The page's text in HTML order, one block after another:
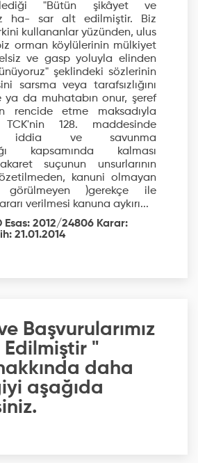
"Bütün şikâyet ve
ha- sar alt edilmiştir. Biz
kullananlar yüzünden, ulus
orman köylülerinin mülkiyet
ve gasp yoluyla elinden
şeklindeki sözlerinin
sarsma veya tarafsızlığını
ya da muhatabın onur, şeref
rencide etme maksadıyla
TCK'nin 128. maddesinde
iddia ve savunma
kapsamında kalması
suçunun unsurlarının
kanuni olmayan
)gerekçe ile
verilmesi kanuna aykırı...
Esas: 2012/24806 Karar:
21.01.2014
Başvurularımız
Edilmiştir "
daha
aşağıda